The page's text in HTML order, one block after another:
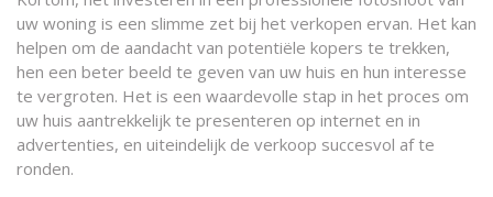
uw woning is een slimme zet bij het verkopen ervan. Het kan
helpen om de aandacht van potentiële kopers te trekken,
hen een beter beeld te geven van uw huis en hun interesse
te vergroten. Het is een waardevolle stap in het proces om
uw huis aantrekkelijk te presenteren op internet en in
advertenties, en uiteindelijk de verkoop succesvol af te
ronden.